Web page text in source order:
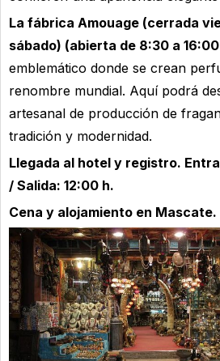
La fábrica Amouage (cerrada
sábado) (abierta de 8:30 a 16:00
emblemático donde se crean
renombre mundial. Aquí podrá
artesanal de producción de
tradición y modernidad.
Llegada al hotel y registro.
/ Salida: 12:00 h.
Cena y alojamiento en Mascate.